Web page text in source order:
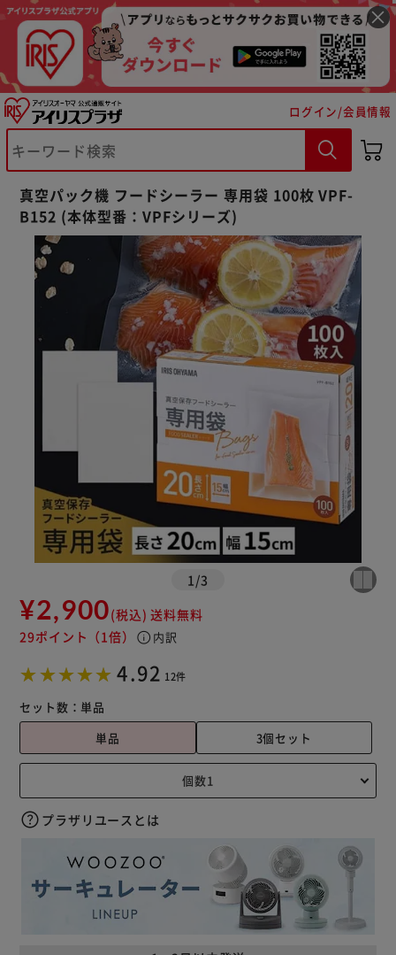
ログイン/会員情報
真空パック機 フードシーラー 専用袋 100枚 VPF-
B152 (本体型番：VPFシリーズ)
1 /3
¥2,900(税込) 送料無料
29ポイント （1倍） info 内訳
4.92 12件
セット数： 単品
単品
3個セット
プラザリユースとは
※ご確認ください
カートに入れる 購入手続きへ